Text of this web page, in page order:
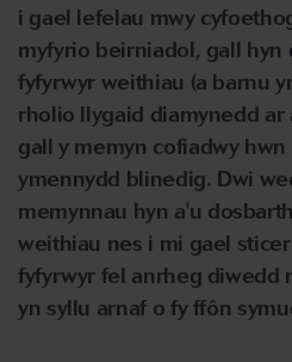
i gael lefelau mwy
myfyrio beirniadol, gall hyn
fyfyrwyr weithiau (a barnu
rholio llygaid diamynedd ar
gall y memyn cofiadwy
ymennydd blinedig. Dwi
memynnau hyn a'u
weithiau nes i mi gael
fyfyrwyr fel anrheg diwedd
yn syllu arnaf o fy ffôn